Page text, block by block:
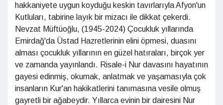
hakkaniyete uygun koyduğu keskin tavırlarıyla Afyon'un
Kutluları, tabirine layık bir mizacı ile dikkat çekerdi.
Nevzat Müftüoğlu, (1945-2024) Çocukluk yıllarında
Emirdağ'da Üstad Hazretlerinin elini öpmesi, duasını
alması çocukluk yıllarının en güzel hatıraları, birçok yer
ve zamanda yayınlandı. Risale-i Nur davasını hayatının
gayesi edinmiş, okumak, anlatmak ve yaşamasıyla çok
insanların Kur'an hakikatlerini tanımasına vesile olmuş
gayretli bir ağabeydir. Yıllarca evinin bir dairesini Nur